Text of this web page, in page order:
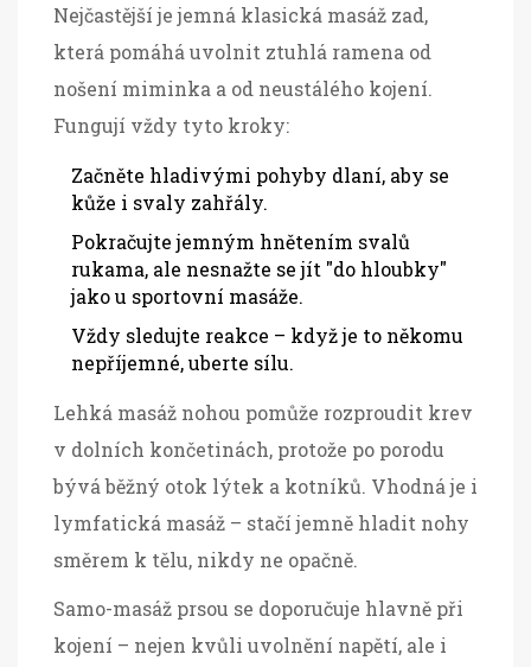
Nejčastější je jemná klasická masáž zad,
která pomáhá uvolnit ztuhlá ramena od
nošení miminka a od neustálého kojení.
Fungují vždy tyto kroky:
Začněte hladivými pohyby dlaní, aby se
kůže i svaly zahřály.
Pokračujte jemným hnětením svalů
rukama, ale nesnažte se jít "do hloubky"
jako u sportovní masáže.
Vždy sledujte reakce – když je to někomu
nepříjemné, uberte sílu.
Lehká masáž nohou pomůže rozproudit krev
v dolních končetinách, protože po porodu
bývá běžný otok lýtek a kotníků. Vhodná je i
lymfatická masáž – stačí jemně hladit nohy
směrem k tělu, nikdy ne opačně.
Samo-masáž prsou se doporučuje hlavně při
kojení – nejen kvůli uvolnění napětí, ale i